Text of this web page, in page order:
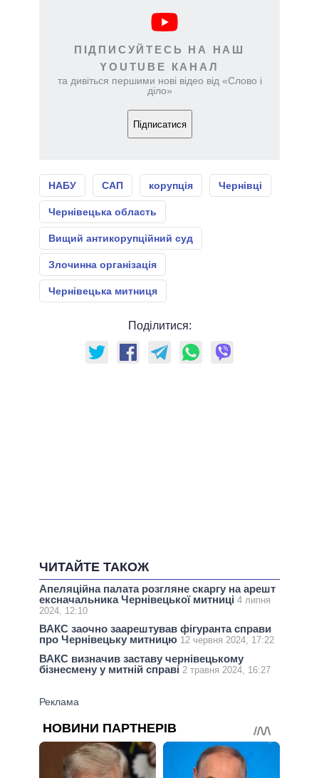
ПІДПИСУЙТЕСЬ НА НАШ
YOUTUBE КАНАЛ
та дивіться першими нові відео від «Слово і
діло»
Підписатися
НАБУ САП корупція Чернівці
Чернівецька область
Вищий антикорупційний суд
Злочинна організація
Чернівецька митниця
Поділитися:
ЧИТАЙТЕ ТАКОЖ
Апеляційна палата розгляне скаргу на арешт
ексначальника Чернівецької митниці 4 липня
2024, 12:10
ВАКС заочно заарештував фігуранта справи
про Чернівецьку митницю 12 червня 2024, 17:22
ВАКС визначив заставу чернівецькому
бізнесмену у митній справі 2 травня 2024, 16:27